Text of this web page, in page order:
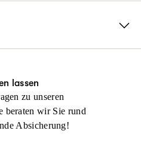
lassen
und geben
rund ums Wohnen.
lassen
lassen
zu unseren
beraten wir Sie rund
Absicherung!